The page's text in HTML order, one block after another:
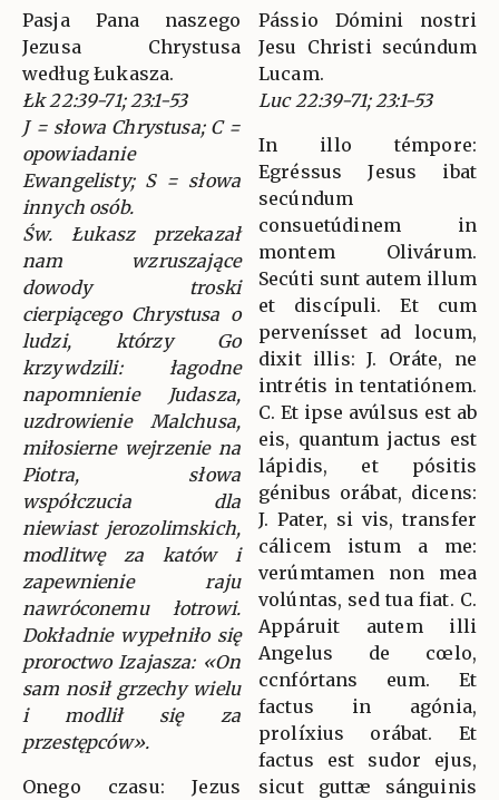
Pasja Pana naszego
Jezusa Chrystusa
według Łukasza.
Łk 22:39-71; 23:1-53
J = słowa Chrystusa; C =
opowiadanie
Ewangelisty; S = słowa
innych osób.
Św. Łukasz przekazał
nam wzruszające
dowody troski
cierpiącego Chrystusa o
ludzi, którzy Go
krzywdzili: łagodne
napomnienie Judasza,
uzdrowienie Malchusa,
miłosierne wejrzenie na
Piotra, słowa
współczucia dla
niewiast jerozolimskich,
modlitwę za katów i
zapewnienie raju
nawróconemu łotrowi.
Dokładnie wypełniło się
proroctwo Izajasza: «On
sam nosił grzechy wielu
i modlił się za
przestępców».
Onego czasu: Jezus
Pássio Dómini nostri
Jesu Christi secúndum
Lucam.
Luc 22:39-71; 23:1-53
In illo témpore:
Egréssus Jesus ibat
secúndum
consuetúdinem in
montem Olivárum.
Secúti sunt autem illum
et discípuli. Et cum
pervenísset ad locum,
dixit illis: J. Oráte, ne
intrétis in tentatiónem.
C. Et ipse avúlsus est ab
eis, quantum jactus est
lápidis, et pósitis
génibus orábat, dicens:
J. Pater, si vis, transfer
cálicem istum a me:
verúmtamen non mea
volúntas, sed tua fiat. C.
Appáruit autem illi
Angelus de cœlo,
ccnfórtans eum. Et
factus in agónia,
prolíxius orábat. Et
factus est sudor ejus,
sicut guttæ sánguinis